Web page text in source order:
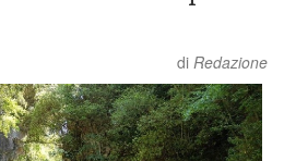
di Redazione